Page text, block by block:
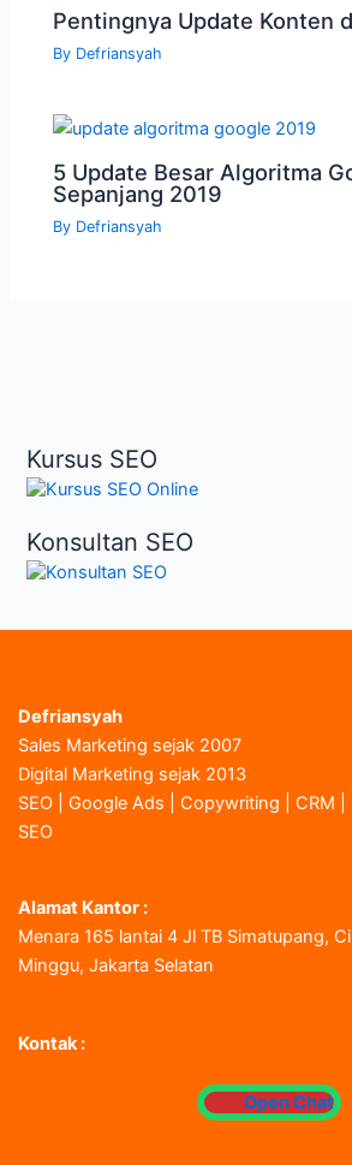
Pentingnya Update Konten
By Defriansyah
5 Update Besar Algoritma
Sepanjang 2019
By Defriansyah
Kursus SEO
Konsultan SEO
Defriansyah
Sales Marketing sejak 2007
Digital Marketing sejak 2013
SEO | Google Ads | Copywriting | CRM |
SEO
Alamat Kantor :
Menara 165 lantai 4 Jl TB Simatupang,
Minggu, Jakarta Selatan
Kontak :
Open Chat